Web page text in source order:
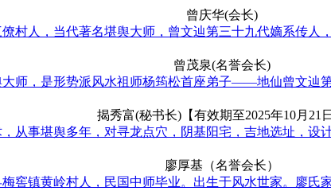
曾庆华(会长)
村人，当代著名堪舆大师，曾文辿第三十九代嫡系传人
曾茂泉(名誉会长)
师，是形势派风水祖师杨筠松首座弟子——地仙曾文辿
揭秀富(秘书长)【有效期至2025年10月21日
从事堪舆多年，对寻龙点穴，阴基阳宅，吉地选址，设
廖厚基（名誉会长）
窖镇黄岭村人，民国中师毕业。出生于风水世家。廖氏